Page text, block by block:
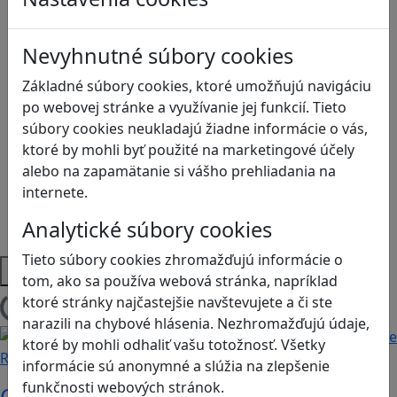
Nevyhnutné súbory cookies
Základné súbory cookies, ktoré umožňujú navigáciu
po webovej stránke a využívanie jej funkcií. Tieto
súbory cookies neukladajú žiadne informácie o vás,
ktoré by mohli byť použité na marketingové účely
alebo na zapamätanie si vášho prehliadania na
internete.
Analytické súbory cookies
Tieto súbory cookies zhromažďujú informácie o
tom, ako sa používa webová stránka, napríklad
ktoré stránky najčastejšie navštevujete a či ste
narazili na chybové hlásenia. Nezhromažďujú údaje,
ktoré by mohli odhaliť vašu totožnosť. Všetky
informácie sú anonymné a slúžia na zlepšenie
funkčnosti webových stránok.
Kritické myslenie
Kyberšikana
Logické myslenie
Ľudské práva a tolerancia
Motorika a koncentrácia
Programovanie/Technika
Sociálne zručnosti a kooperácia
Zdravie a pohyb
Platformy
Načítam blogy
Recenzie